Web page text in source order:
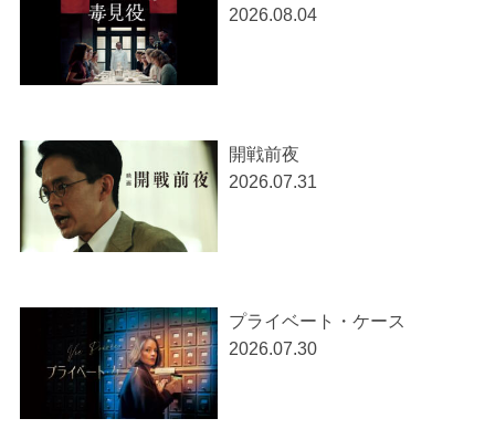
2026.08.04
開戦前夜
2026.07.31
プライベート・ケース
2026.07.30